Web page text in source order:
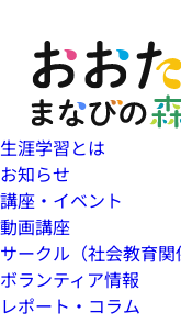
生涯学習とは
お知らせ
講座・イベント
動画講座
サークル（社会教育関
ボランティア情報
レポート・コラム